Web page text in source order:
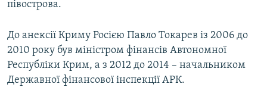
півострова.
До анексії Криму Росією Павло Токарев із 2006 до
2010 року був міністром фінансів Автономної
Республіки Крим, а з 2012 до 2014 – начальником
Державної фінансової інспекції АРК.